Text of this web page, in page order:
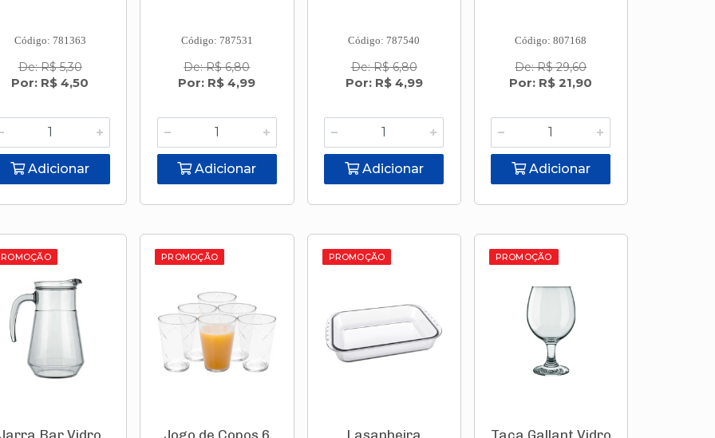
Código: 781363
De: R$ 5,30
Por: R$ 4,50
Adicionar
Código: 787531
De: R$ 6,80
Por: R$ 4,99
Adicionar
Código: 787540
De: R$ 6,80
Por: R$ 4,99
Adicionar
Código: 807168
De: R$ 29,60
Por: R$ 21,90
Adicionar
Bar Vidro
PROMOÇÃO
Jogo de Copos 6
PROMOÇÃO
Lasanheira
PROMOÇÃO
Taça Gallant Vidro